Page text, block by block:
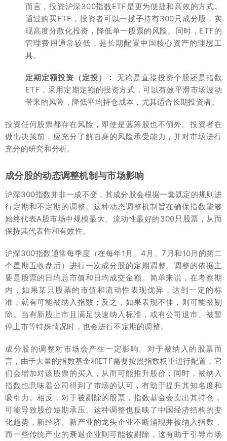
而言，投资沪深300指数ETF是更为便捷和高效的方式。
通过购买ETF，投资者可以一揽子持有300只成分股，实
现高度分散化投资，降低单一股票的风险。同时，ETF的
管理费用通常较低，是长期配置中国核心资产的理想工
具。
定期定额投资（定投）：
无论是直接投资个股还是指数
ETF，采用定期定额的投资方式，可以有效平滑市场波动
带来的风险，降低平均持仓成本，尤其适合长期投资者。
投资任何股票都存在风险，即使是蓝筹股也不例外。投资者在
做出决策前，应充分了解自身的风险承受能力，并对市场进行
充分的研究和分析。
成分股的动态调整机制与市场影响
沪深300指数并非一成不变，其成分股会根据一套既定的规则进
行定期和不定期的调整。这种动态调整机制旨在确保指数能够
始终代表A股市场中规模最大、流动性最好的300只股票，从而
保持其代表性和有效性。
沪深300指数通常每季度（在每年1月、4月、7月和10月的第二
个星期五收盘后）进行一次成分股的定期调整。调整的依据主
要是股票的日均总市值和日均成交金额。简单来说，在考察期
内，如果某只股票的市值和流动性表现优异，达到一定的标
准，就有可能被纳入指数；反之，如果表现不佳，则可能被剔
除。当有新股上市且满足快速纳入标准，或有公司退市、被暂
停上市等特殊情况时，也会进行不定期的调整。
成分股的调整对市场会产生一定影响。对于被纳入的股票而
言，由于大量的指数基金和ETF需要按照指数权重进行配置，它
们会增加对该股票的买入，从而可能推升股价；同时，被纳入
指数也意味着公司得到了市场的认可，有助于提升其知名度和
吸引力。相反，对于被剔除的股票，指数基金会卖出其持仓，
可能导致股价短期承压。这种调整也反映了中国经济结构的变
化趋势，新经济、新产业的龙头企业不断涌现并被纳入指数，
而一些传统产业的衰退企业则可能被剔除，这有助于引导市场